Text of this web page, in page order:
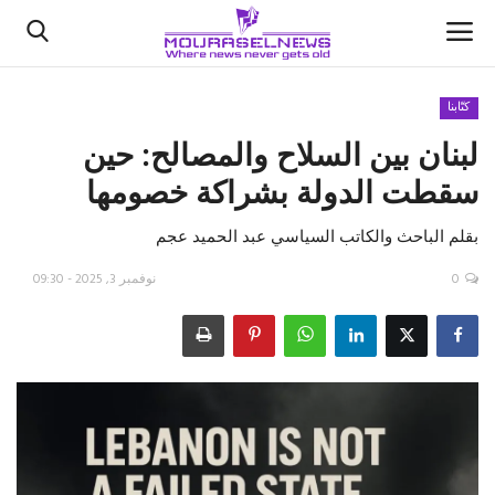
الأخبار
كتّابنا
اقتصاد
علوم وتكنولوجيا
كتّابنا
لبنان بين السلاح والمصالح: حين
سقطت الدولة بشراكة خصومها
بقلم الباحث والكاتب السياسي عبد الحميد عجم
نوفمبر 3, 2025 - 09:30 0